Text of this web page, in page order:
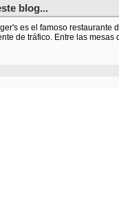
blog...
es el famoso restaurante
de tráfico. Entre las